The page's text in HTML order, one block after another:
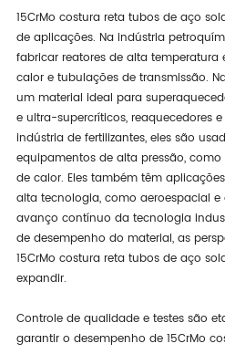
15CrMo costura reta tubos de aço
de aplicações. Na indústria
fabricar reatores de alta temperatura
calor e tubulações de transmissão.
um material ideal para
e ultra-supercríticos, reaquecedores
indústria de fertilizantes, eles são
equipamentos de alta pressão,
de calor. Eles também têm
alta tecnologia, como aeroespacial
avanço contínuo da tecnologia
de desempenho do material, as
15CrMo costura reta tubos de aço
expandir.
Controle de qualidade e testes são
garantir o desempenho de 15CrMo